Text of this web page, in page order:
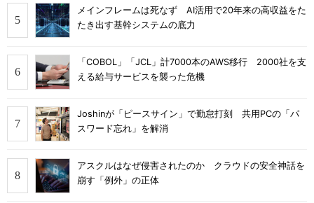
メインフレームは死なず AI活用で20年来の高収益をた
たき出す基幹システムの底力
「COBOL」「JCL」計7000本のAWS移行 2000社を支
える給与サービスを襲った危機
Joshinが「ピースサイン」で勤怠打刻 共用PCの「パ
スワード忘れ」を解消
アスクルはなぜ侵害されたのか クラウドの安全神話を
崩す「例外」の正体